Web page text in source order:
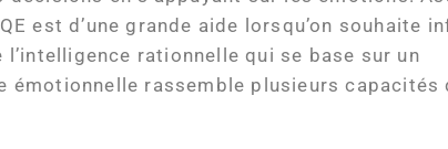
est d’une grande aide lorsqu’on souhaite
rationnelle qui se base sur un
émotionnelle rassemble plusieurs capacités